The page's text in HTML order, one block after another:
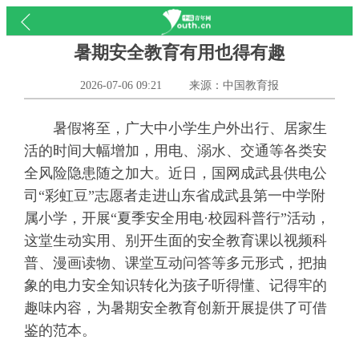
暑期安全教育有用也得有趣
2026-07-06 09:21 来源：中国教育报
暑假将至，广大中小学生户外出行、居家生
活的时间大幅增加，用电、溺水、交通等各类安
全风险隐患随之加大。近日，国网成武县供电公
司“彩虹豆”志愿者走进山东省成武县第一中学附
属小学，开展“夏季安全用电·校园科普行”活动，
这堂生动实用、别开生面的安全教育课以视频科
普、漫画读物、课堂互动问答等多元形式，把抽
象的电力安全知识转化为孩子听得懂、记得牢的
趣味内容，为暑期安全教育创新开展提供了可借
鉴的范本。